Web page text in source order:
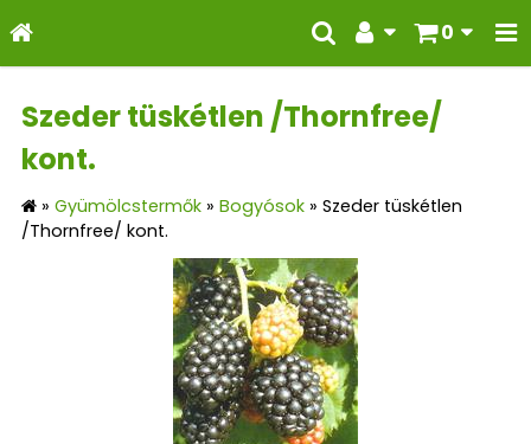
0
Szeder tüskétlen /Thornfree/
kont.
» Gyümölcstermők » Bogyósok » Szeder tüskétlen
/Thornfree/ kont.